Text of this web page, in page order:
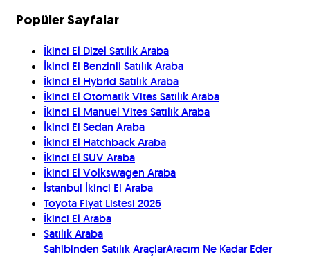
Popüler Sayfalar
İkinci El Dizel Satılık Araba
İkinci El Benzinli Satılık Araba
İkinci El Hybrid Satılık Araba
İkinci El Otomatik Vites Satılık Araba
İkinci El Manuel Vites Satılık Araba
İkinci El Sedan Araba
İkinci El Hatchback Araba
İkinci El SUV Araba
İkinci El Volkswagen Araba
İstanbul İkinci El Araba
Toyota Fiyat Listesi 2026
İkinci El Araba
Satılık Araba
Sahibinden Satılık AraçlarAracım Ne Kadar Eder